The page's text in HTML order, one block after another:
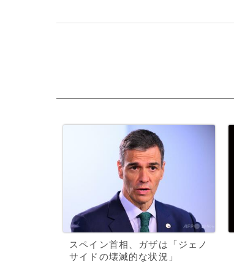
スペイン首相、ガザは「ジェノ
サイドの壊滅的な状況」